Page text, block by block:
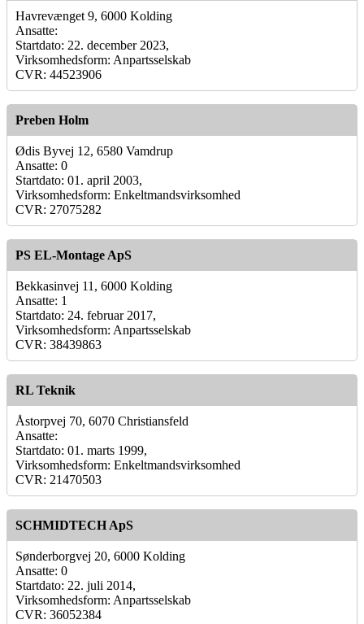
Havrevænget 9, 6000 Kolding
Ansatte:
Startdato: 22. december 2023,
Virksomhedsform: Anpartsselskab
CVR: 44523906
Preben Holm
Ødis Byvej 12, 6580 Vamdrup
Ansatte: 0
Startdato: 01. april 2003,
Virksomhedsform: Enkeltmandsvirksomhed
CVR: 27075282
PS EL-Montage ApS
Bekkasinvej 11, 6000 Kolding
Ansatte: 1
Startdato: 24. februar 2017,
Virksomhedsform: Anpartsselskab
CVR: 38439863
RL Teknik
Åstorpvej 70, 6070 Christiansfeld
Ansatte:
Startdato: 01. marts 1999,
Virksomhedsform: Enkeltmandsvirksomhed
CVR: 21470503
SCHMIDTECH ApS
Sønderborgvej 20, 6000 Kolding
Ansatte: 0
Startdato: 22. juli 2014,
Virksomhedsform: Anpartsselskab
CVR: 36052384